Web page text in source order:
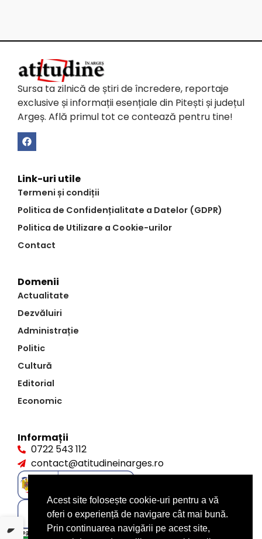
Sursa ta zilnică de știri de încredere, reportaje
exclusive și informații esențiale din Pitești și județul
Argeș. Află primul tot ce contează pentru tine!
Link-uri utile
Termeni și condiții
Politica de Confidențialitate a Datelor (GDPR)
Politica de Utilizare a Cookie-urilor
Contact
Domenii
Actualitate
Dezvăluiri
Administrație
Politic
Cultură
Editorial
Economic
Informații
0722 543 112
contact@atitudineinarges.ro
Acest site folosește cookie-uri pentru a vă
oferi o experiență de navigare cât mai bună.
Prin continuarea navigării pe acest site,